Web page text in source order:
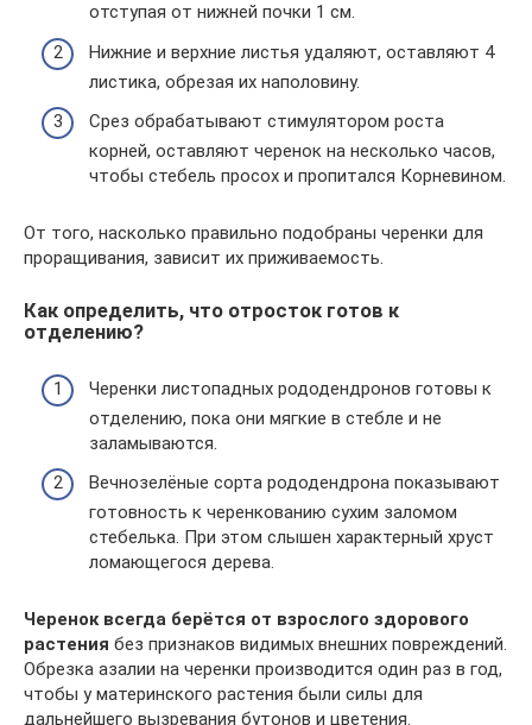
отступая от нижней почки 1 см.
Нижние и верхние листья удаляют, оставляют 4
листика, обрезая их наполовину.
Срез обрабатывают стимулятором роста
корней, оставляют черенок на несколько часов,
чтобы стебель просох и пропитался Корневином.
От того, насколько правильно подобраны черенки для
проращивания, зависит их приживаемость.
Как определить, что отросток готов к
отделению?
Черенки листопадных рододендронов готовы к
отделению, пока они мягкие в стебле и не
заламываются.
Вечнозелёные сорта рододендрона показывают
готовность к черенкованию сухим заломом
стебелька. При этом слышен характерный хруст
ломающегося дерева.
Черенок всегда берётся от взрослого здорового
растения без признаков видимых внешних повреждений.
Обрезка азалии на черенки производится один раз в год,
чтобы у материнского растения были силы для
дальнейшего вызревания бутонов и цветения.